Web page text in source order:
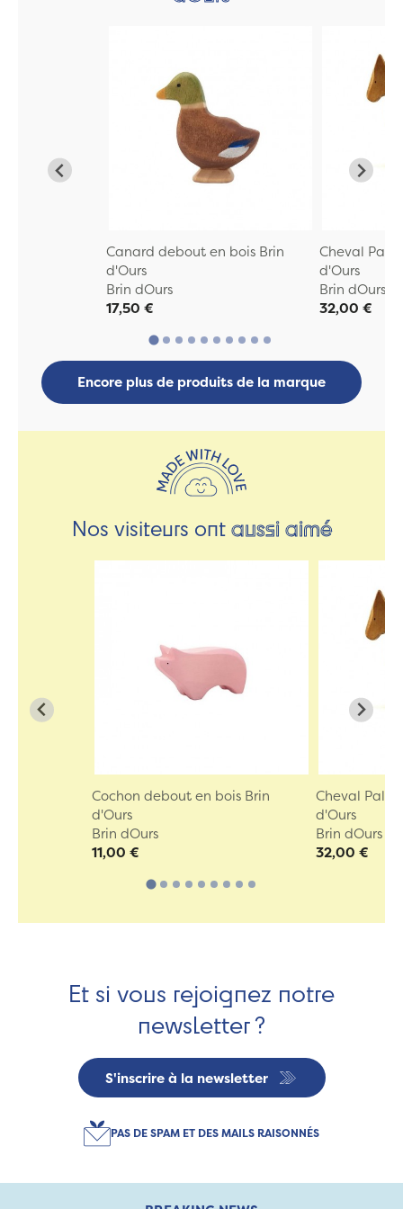
Canard debout en bois Brin
d'Ours
Brin dOurs
17,50 €
Cheval
d'Ours
Brin dOurs
32,00 €
Encore plus de produits de la marque
Nos visiteurs ontaussi aimé
Cochon debout en bois Brin
d'Ours
Brin dOurs
11,00 €
Cheval
d'Ours
Brin dOurs
32,00 €
Et si vous rejoignez notre
newsletter ?
S'inscrire à la newsletter
PAS DE SPAM ET DES MAILS RAISONNÉS